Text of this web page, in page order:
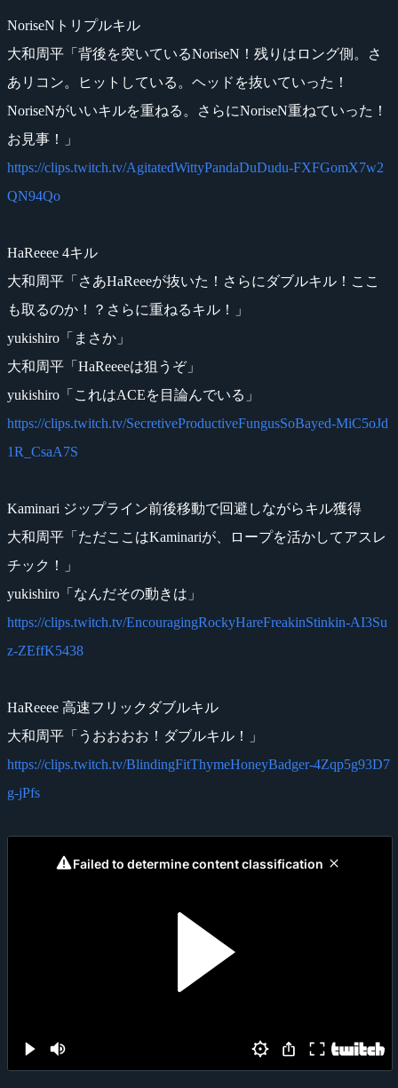
NoriseNトリプルキル
大和周平「背後を突いているNoriseN！残りはロング側。さ
あリコン。ヒットしている。ヘッドを抜いていった！
NoriseNがいいキルを重ねる。さらにNoriseN重ねていった！
お見事！」
https://clips.twitch.tv/AgitatedWittyPandaDuDudu-FXFGomX7w2
QN94Qo
HaReeee 4キル
大和周平「さあHaReeeが抜いた！さらにダブルキル！ここ
も取るのか！？さらに重ねるキル！」
yukishiro「まさか」
大和周平「HaReeeeは狙うぞ」
yukishiro「これはACEを目論んでいる」
https://clips.twitch.tv/SecretiveProductiveFungusSoBayed-MiC5oJd
1R_CsaA7S
Kaminari ジップライン前後移動で回避しながらキル獲得
大和周平「ただここはKaminariが、ロープを活かしてアスレ
チック！」
yukishiro「なんだその動きは」
https://clips.twitch.tv/EncouragingRockyHareFreakinStinkin-AI3Su
z-ZEffK5438
HaReeee 高速フリックダブルキル
大和周平「うおおおお！ダブルキル！」
https://clips.twitch.tv/BlindingFitThymeHoneyBadger-4Zqp5g93D7
g-jPfs